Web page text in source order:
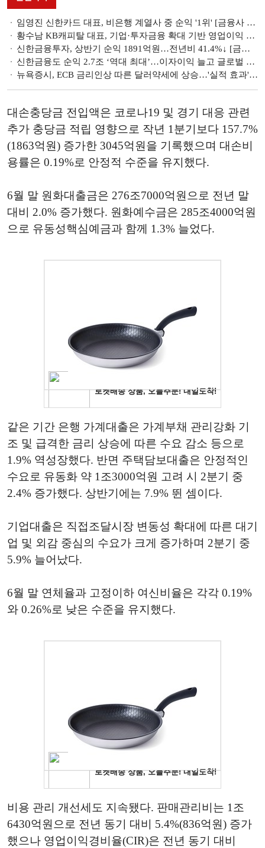
임영진 신한카드 대표, 비은행 계열사 중 순익 '1위' [금융사 2022 상반기 실적]
황수남 KB캐피탈 대표, 기업·투자금융 확대 기반 영업이익 증가 [금융사 2022 상반기 실적]
신한금융투자, 상반기 순익 1891억원…전년비 41.4%↓ [금융사 2022 상반기 실적]
신한금융도 순익 2.7조 ‘역대 최대’…이자이익 늘고 글로벌 선방 [금융사 2022 상반기 실적]
뉴욕증시, ECB 금리인상 따른 달러약세에 상승…'실적 효과' 테슬라 9%대 급등
대손충당금 전입액은 코로나19 및 경기 대응 관련
추가 충당금 적립 영향으로 작년 1분기보다 157.7%
(1863억원) 증가한 3045억원을 기록했으며 대손비
용률은 0.19%로 안정적 수준을 유지했다.
6월 말 원화대출금은 276조7000억원으로 전년 말
대비 2.0% 증가했다. 원화예수금은 285조4000억원
으로 유동성핵심예금과 함께 1.3% 늘었다.
같은 기간 은행 가계대출은 가계부채 관리강화 기
조 및 급격한 금리 상승에 따른 수요 감소 등으로
1.9% 역성장했다. 반면 주택담보대출은 안정적인
수요로 유동화 약 1조3000억원 고려 시 2분기 중
2.4% 증가했다. 상반기에는 7.9% 뛴 셈이다.
기업대출은 직접조달시장 변동성 확대에 따른 대기
업 및 외감 중심의 수요가 크게 증가하며 2분기 중
5.9% 늘어났다.
6월 말 연체율과 고정이하 여신비율은 각각 0.19%
와 0.26%로 낮은 수준을 유지했다.
비용 관리 개선세도 지속됐다. 판매관리비는 1조
6430억원으로 전년 동기 대비 5.4%(836억원) 증가
했으나 영업이익경비율(CIR)은 전년 동기 대비